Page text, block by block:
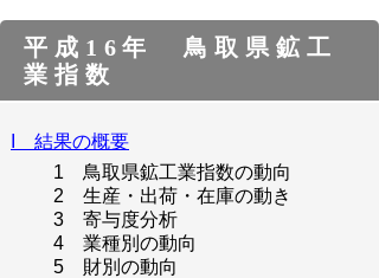
平成16年 鳥取県鉱工
業指数
I 結果の概要
1 鳥取県鉱工業指数の動向
2 生産・出荷・在庫の動き
3 寄与度分析
4 業種別の動向
5 財別の動向